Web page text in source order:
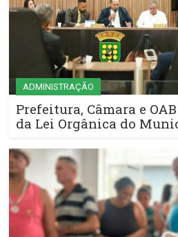
ADMINISTRAÇÃO
Prefeitura, Câmara e
da Lei Orgânica do